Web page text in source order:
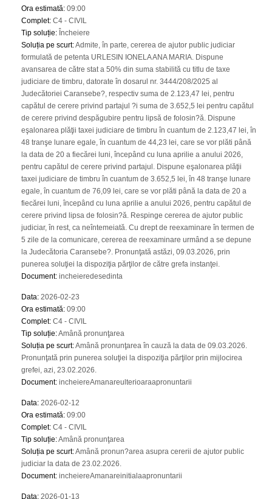
Ora estimată: 09:00
Complet: C4 - CIVIL
Tip soluție: Încheiere
Soluția pe scurt:Admite, în parte, cererea de ajutor public judiciar
formulată de petenta URLESIN IONELA ANA MARIA. Dispune
avansarea de către stat a 50% din suma stabilită cu titlu de taxe
judiciare de timbru, datorate în dosarul nr. 3444/208/2025 al
Judecătoriei Caransebe?, respectiv suma de 2.123,47 lei, pentru
capătul de cerere privind partajul ?i suma de 3.652,5 lei pentru capătul
de cerere privind despăgubire pentru lipsă de folosin?ă. Dispune
eşalonarea plăţii taxei judiciare de timbru în cuantum de 2.123,47 lei, în
48 tranşe lunare egale, în cuantum de 44,23 lei, care se vor plăti până
la data de 20 a fiecărei luni, începând cu luna aprilie a anului 2026,
pentru capătul de cerere privind partajul. Dispune eşalonarea plăţii
taxei judiciare de timbru în cuantum de 3.652,5 lei, în 48 tranşe lunare
egale, în cuantum de 76,09 lei, care se vor plăti până la data de 20 a
fiecărei luni, începând cu luna aprilie a anului 2026, pentru capătul de
cerere privind lipsa de folosin?ă. Respinge cererea de ajutor public
judiciar, în rest, ca neîntemeiată. Cu drept de reexaminare în termen de
5 zile de la comunicare, cererea de reexaminare urmând a se depune
la Judecătoria Caransebe?. Pronunţată astăzi, 09.03.2026, prin
punerea soluţiei la dispoziţia părţilor de către grefa instanţei.
Document: incheieredesedinta
Data: 2026-02-23
Ora estimată: 09:00
Complet: C4 - CIVIL
Tip soluție:Amână pronunţarea
Soluția pe scurt:Amână pronunţarea în cauză la data de 09.03.2026.
Pronunţată prin punerea soluţiei la dispoziţia părţilor prin mijlocirea
grefei, azi, 23.02.2026.
Document: incheiereAmanareulterioaraapronuntarii
Data: 2026-02-12
Ora estimată: 09:00
Complet: C4 - CIVIL
Tip soluție:Amână pronunţarea
Soluția pe scurt:Amână pronun?area asupra cererii de ajutor public
judiciar la data de 23.02.2026.
Document: incheiereAmanareinitialaapronuntarii
Data: 2026-01-13